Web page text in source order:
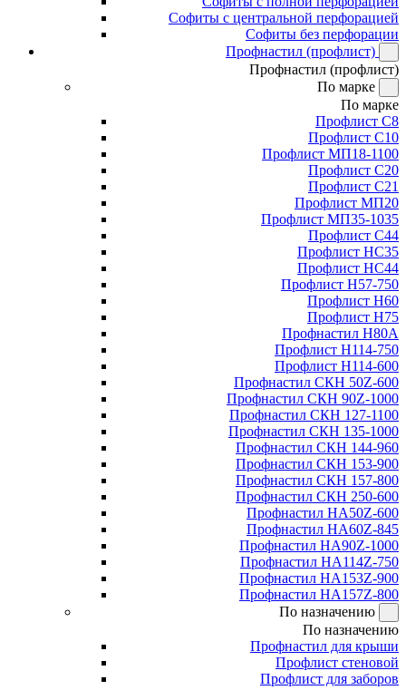
Софиты с центральной перфорацией
Софиты без перфорации
Профнастил (профлист)
Профнастил (профлист)
По марке
По марке
Профлист С8
Профлист С10
Профлист МП18-1100
Профлист С20
Профлист С21
Профлист МП20
Профлист МП35-1035
Профлист С44
Профлист НС35
Профлист НС44
Профлист Н57-750
Профлист Н60
Профлист Н75
Профнастил Н80А
Профлист Н114-750
Профлист Н114-600
Профнастил СКН 50Z-600
Профнастил СКН 90Z-1000
Профнастил СКН 127-1100
Профнастил СКН 135-1000
Профнастил СКН 144-960
Профнастил СКН 153-900
Профнастил СКН 157-800
Профнастил СКН 250-600
Профнастил НА50Z-600
Профнастил НА60Z-845
Профнастил НА90Z-1000
Профнастил НА114Z-750
Профнастил НА153Z-900
Профнастил НА157Z-800
По назначению
По назначению
Профнастил для крыши
Профлист стеновой
Профлист для заборов